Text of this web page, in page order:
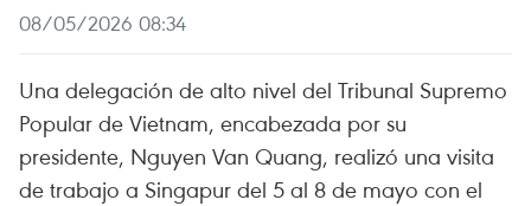
08/05/2026 08:34
Una delegación de alto nivel del Tribunal Supremo
Popular de Vietnam, encabezada por su
presidente, Nguyen Van Quang, realizó una visita
de trabajo a Singapur del 5 al 8 de mayo con el